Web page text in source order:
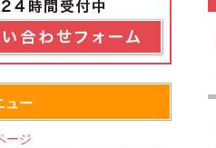
ュー
ージ